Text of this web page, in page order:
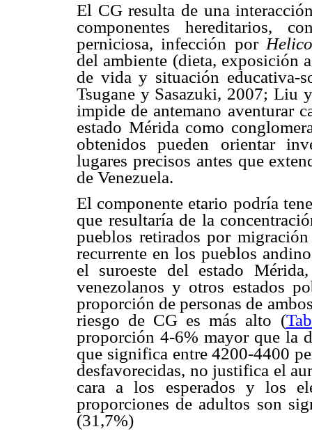
El CG resulta de una
componentes hereditarios,
perniciosa, infección por
del ambiente (dieta, exposición
de vida y situación educativa-
Tsugane y Sasazuki, 2007; Liu
impide de antemano aventurar
estado Mérida como
obtenidos pueden orientar
lugares precisos antes que
de Venezuela.
El componente etario podría
que resultaría de la
pueblos retirados por
recurrente en los pueblos
el suroeste del estado
venezolanos y otros estados
proporción de personas de
riesgo de CG es más alto (
proporción 4-6% mayor que la
que significa entre 4200-4400
desfavorecidas, no justifica el
cara a los esperados y los
proporciones de adultos son
(31,7%)